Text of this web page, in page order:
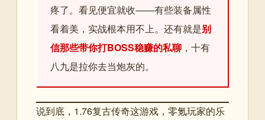
疼了。看见便宜就收——有些装备属性
看着美，实战根本用不上。还有就是别
信那些带你打BOSS稳赚的私聊 ，十有
八九是拉你去当炮灰的。
说到底，1.76复古传奇这游戏，零氪玩家的乐